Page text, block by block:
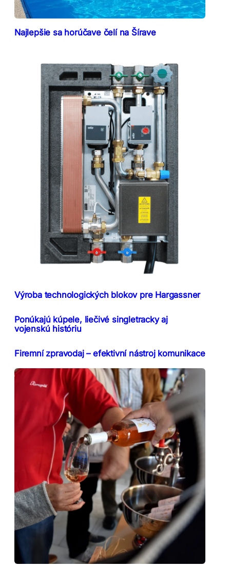
Najlepšie sa horúčave čelí na Šírave
Výroba technologických blokov pre Hargassner
Ponúkajú kúpele, liečivé singletracky aj
vojenskú históriu
Firemní zpravodaj – efektivní nástroj komunikace